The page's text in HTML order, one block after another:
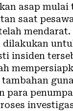
asap mulai
saat
mendarat.
dilakukan
insiden
guna
para